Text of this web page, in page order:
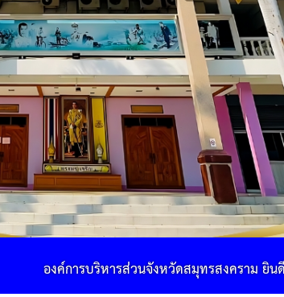
องค์การบริหารส่วนจังหวัดสมุทรสงคราม ยินดีต้อนรับ